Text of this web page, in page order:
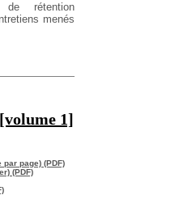
de rétention
menés
1]
page) (PDF)
(PDF)